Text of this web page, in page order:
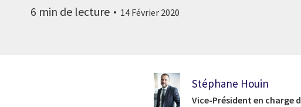
6 min de lecture 14 Février 2020
Stéphane Houin
Vice-Président en charge